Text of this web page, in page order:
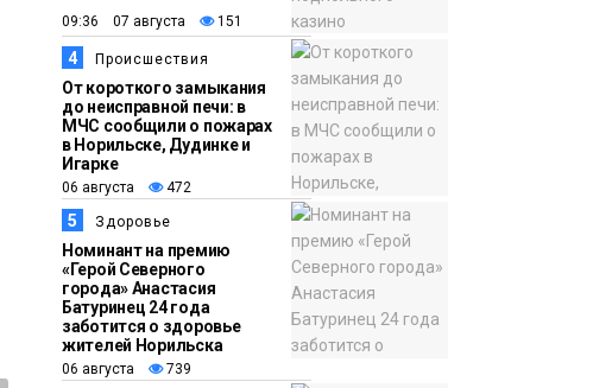
14:36
06 августа
Плато
Путорана
На плато Путорана
создадут систему
наблюдения за вечной
мерзлотой и очистят
территорию от мусора
09:36 07 августа 151
4 Происшествия
От короткого замыкания
до неисправной печи: в
МЧС сообщили о пожарах
в Норильске, Дудинке и
Игарке
06 августа 472
5 Здоровье
Номинант на премию
«Герой Северного
города» Анастасия
Батуринец 24 года
заботится о здоровье
жителей Норильска
06 августа 739